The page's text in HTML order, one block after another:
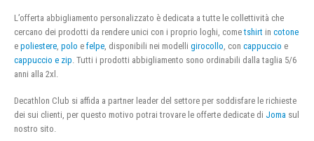
L’offerta abbigliamento personalizzato è dedicata a tutte le collettività che
cercano dei prodotti da rendere unici con i proprio loghi, cometshirt in cotone
e poliestere, polo e felpe, disponibili nei modelli girocollo, con cappuccio e
cappuccio e zip. Tutti i prodotti abbigliamento sono ordinabili dalla taglia 5/6
anni alla 2xl.
Decathlon Club si affida a partner leader del settore per soddisfare le richieste
dei sui clienti, per questo motivo potrai trovare le offerte dedicate di Joma sul
nostro sito.